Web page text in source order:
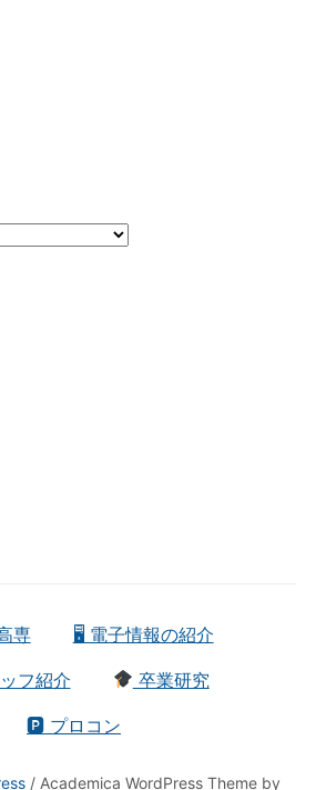
専 🖥 電子情報の紹介
フ紹介 卒業研究
🅿 プロコン
/ Academica WordPress Theme by